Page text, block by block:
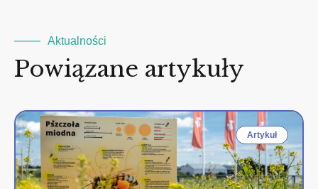
Aktualności
Powiązane artykuły
Artykuł